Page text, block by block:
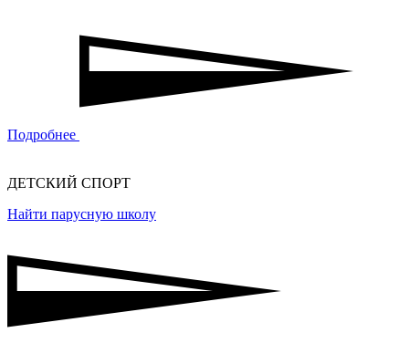
Подробнее
ДЕТСКИЙ СПОРТ
Найти парусную школу